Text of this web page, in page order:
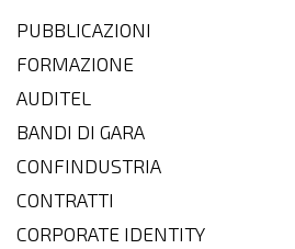
PUBBLICAZIONI
FORMAZIONE
AUDITEL
BANDI DI GARA
CONFINDUSTRIA
CONTRATTI
CORPORATE IDENTITY